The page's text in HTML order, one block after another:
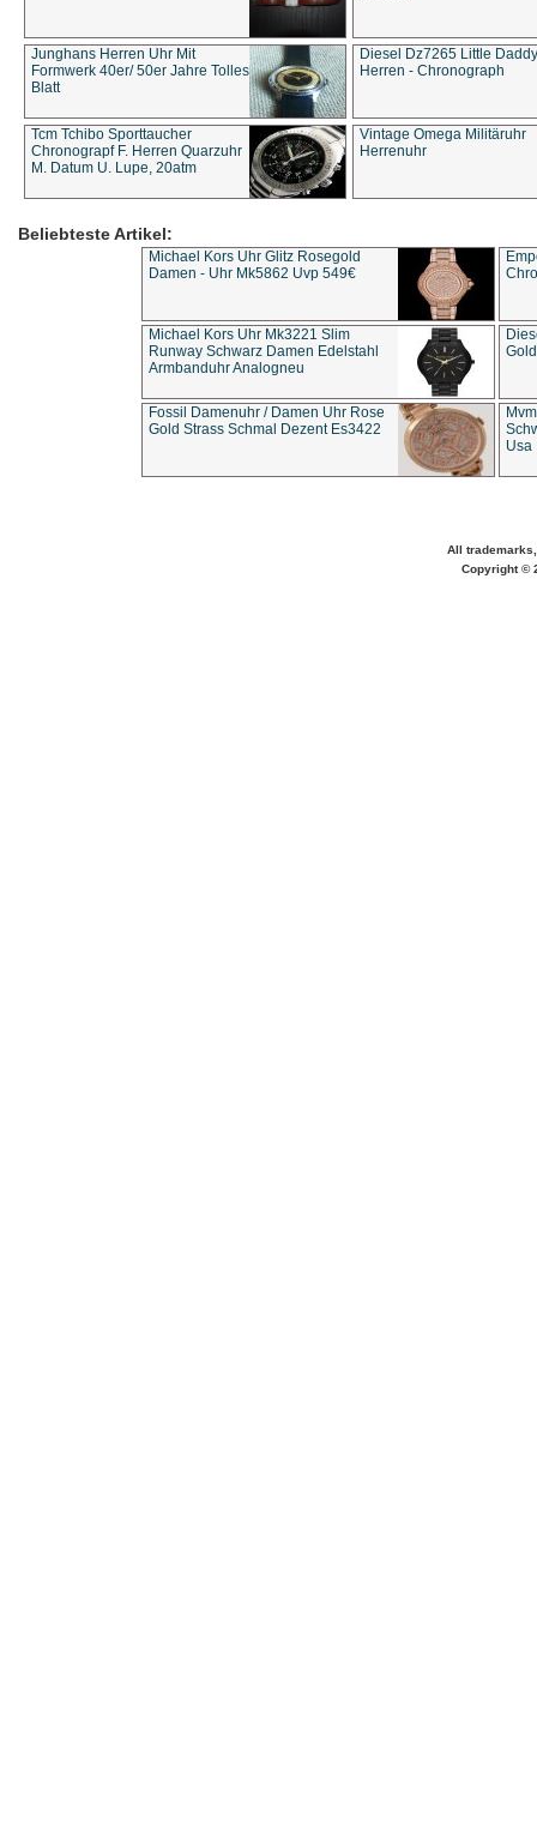
Junghans Herren Uhr Mit
Formwerk 40er/ 50er Jahre Tolles
Blatt
Diesel Dz7265 Little Daddy
Herren - Chronograph
Tcm Tchibo Sporttaucher
Chronograpf F. Herren Quarzuhr
M. Datum U. Lupe, 20atm
Vintage Omega Militäruhr
Herrenuhr
Beliebteste Artikel:
Michael Kors Uhr Glitz Rosegold
Damen - Uhr Mk5862 Uvp 549€
Michael Kors Uhr Mk3221 Slim
Runway Schwarz Damen Edelstahl
Armbanduhr Analogneu
Fossil Damenuhr / Damen Uhr Rose
Gold Strass Schmal Dezent Es3422
Usa
All
Copyright ©